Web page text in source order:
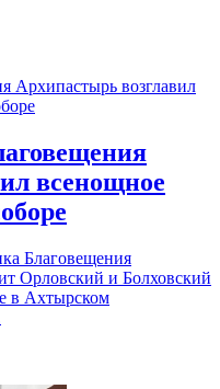
всенощное
Благовещения
Орловский и Болховский
в Ахтырском